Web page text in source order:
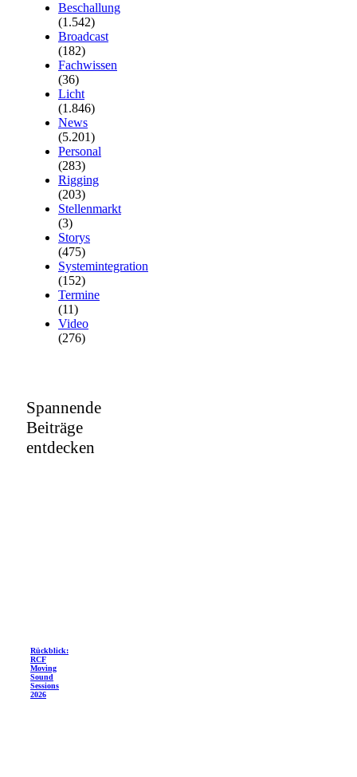
Beschallung
(1.542)
Broadcast
(182)
Fachwissen
(36)
Licht
(1.846)
News
(5.201)
Personal
(283)
Rigging
(203)
Stellenmarkt
(3)
Storys
(475)
Systemintegration
(152)
Termine
(11)
Video
(276)
Spannende
Beiträge
entdecken
Rückblick:
RCF
Moving
Sound
Sessions
2026